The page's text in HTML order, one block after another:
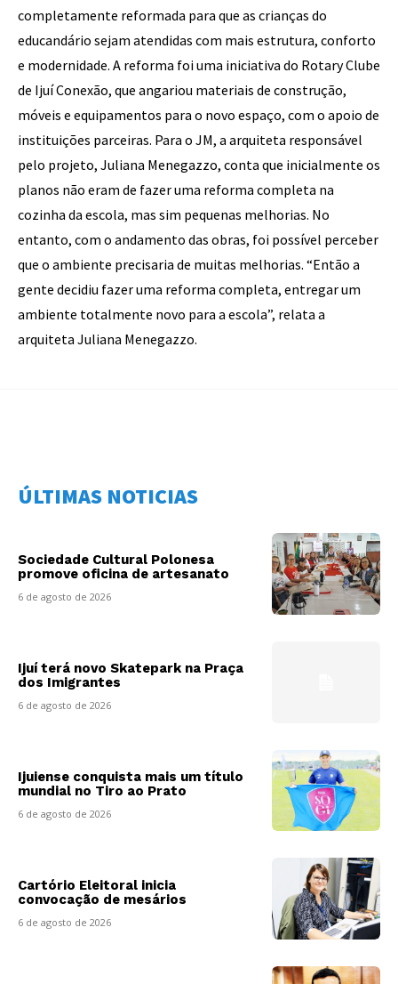
completamente reformada para que as crianças do
educandário sejam atendidas com mais estrutura, conforto
e modernidade. A reforma foi uma iniciativa do Rotary Clube
de Ijuí Conexão, que angariou materiais de construção,
móveis e equipamentos para o novo espaço, com o apoio de
instituições parceiras. Para o JM, a arquiteta responsável
pelo projeto, Juliana Menegazzo, conta que inicialmente os
planos não eram de fazer uma reforma completa na
cozinha da escola, mas sim pequenas melhorias. No
entanto, com o andamento das obras, foi possível perceber
que o ambiente precisaria de muitas melhorias. “Então a
gente decidiu fazer uma reforma completa, entregar um
ambiente totalmente novo para a escola”, relata a
arquiteta Juliana Menegazzo.
ÚLTIMAS NOTICIAS
Sociedade Cultural Polonesa
promove oficina de artesanato
6 de agosto de 2026
Ijuí terá novo Skatepark na Praça
dos Imigrantes
6 de agosto de 2026
Ijuiense conquista mais um título
mundial no Tiro ao Prato
6 de agosto de 2026
Cartório Eleitoral inicia
convocação de mesários
6 de agosto de 2026